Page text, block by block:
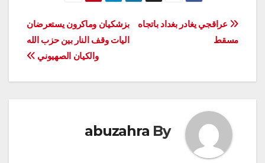
تصفّح
المقالات
بزشكيان وماكرون يستعرضان
اليات وقف النار بين حزب الله
والكيان الصهيوني
عراقجي يغادر بغداد باتجاه
مسقط
By
abuzahra